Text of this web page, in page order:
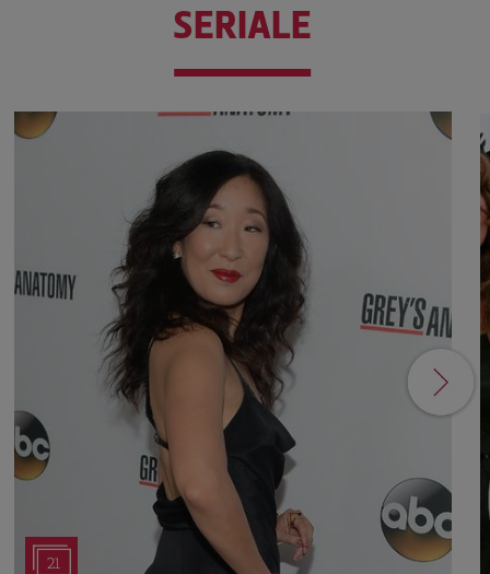
SERIALE
21